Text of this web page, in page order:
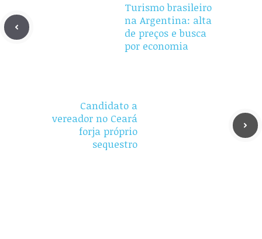
Turismo brasileiro
na Argentina: alta
de preços e busca
por economia
Candidato a
vereador no Ceará
forja próprio
sequestro